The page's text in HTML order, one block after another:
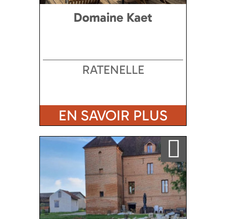
Domaine Kaet
RATENELLE
EN SAVOIR PLUS
Ajouter a ma sélection